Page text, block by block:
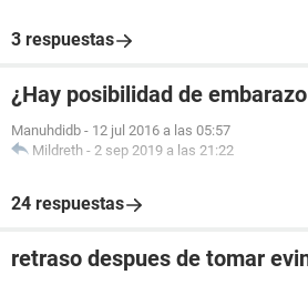
3 respuestas
¿Hay posibilidad de
Manuhdidb - 12 jul 2016 a las 05:57
Mildreth - 2 sep 2019 a las 21:22
24 respuestas
retraso despues de tomar